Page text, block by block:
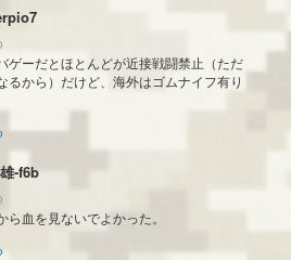
ゲーだとほとんどが近接戦闘禁止（ただ
るから）だけど、海外はゴムナイフ有り
-f6b
ら血を見ないでよかった。